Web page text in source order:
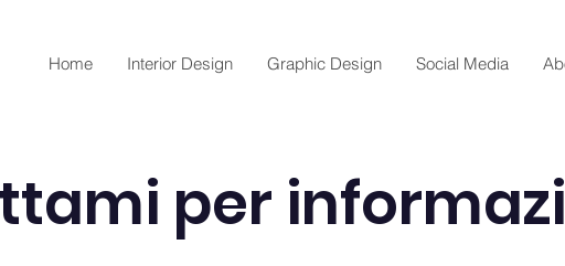
Home Interior Design Graphic Design Social Media
per